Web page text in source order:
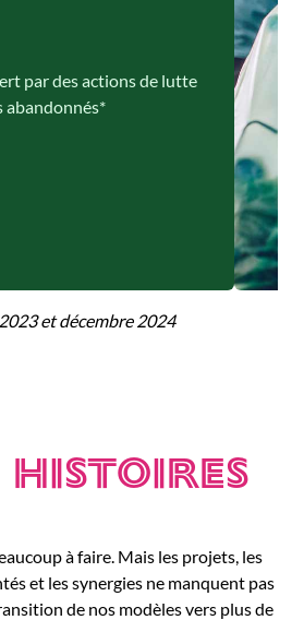
par des actions de lutte
abandonnés*
et décembre 2024
Histoires
à faire. Mais les projets, les
et les synergies ne manquent pas
de nos modèles vers plus de